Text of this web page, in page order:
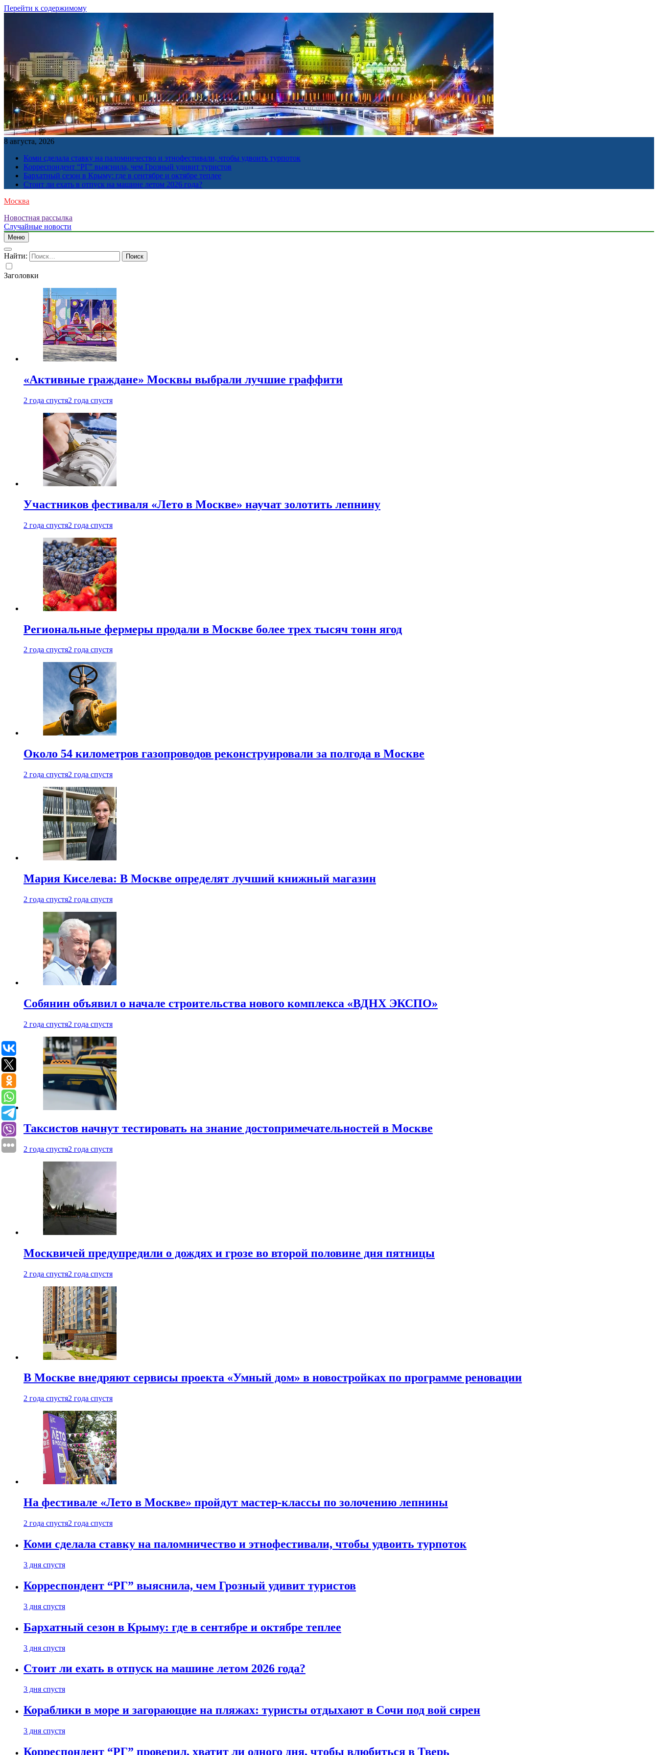
Перейти к содержимому
8 августа, 2026
Коми сделала ставку на паломничество и этнофестивали, чтобы удвоить турпоток
Корреспондент “РГ” выяснила, чем Грозный удивит туристов
Бархатный сезон в Крыму: где в сентябре и октябре теплее
Стоит ли ехать в отпуск на машине летом 2026 года?
Москва
Новостная рассылка
Случайные новости
Меню
Найти:
Заголовки
«Активные граждане» Москвы выбрали лучшие граффити
2 года спустя2 года спустя
Участников фестиваля «Лето в Москве» научат золотить лепнину
2 года спустя2 года спустя
Региональные фермеры продали в Москве более трех тысяч тонн ягод
2 года спустя2 года спустя
Около 54 километров газопроводов реконструировали за полгода в Москве
2 года спустя2 года спустя
Мария Киселева: В Москве определят лучший книжный магазин
2 года спустя2 года спустя
Собянин объявил о начале строительства нового комплекса «ВДНХ ЭКСПО»
2 года спустя2 года спустя
Таксистов начнут тестировать на знание достопримечательностей в Москве
2 года спустя2 года спустя
Москвичей предупредили о дождях и грозе во второй половине дня пятницы
2 года спустя2 года спустя
В Москве внедряют сервисы проекта «Умный дом» в новостройках по программе реновации
2 года спустя2 года спустя
На фестивале «Лето в Москве» пройдут мастер-классы по золочению лепнины
2 года спустя2 года спустя
Коми сделала ставку на паломничество и этнофестивали, чтобы удвоить турпоток
3 дня спустя
Корреспондент “РГ” выяснила, чем Грозный удивит туристов
3 дня спустя
Бархатный сезон в Крыму: где в сентябре и октябре теплее
3 дня спустя
Стоит ли ехать в отпуск на машине летом 2026 года?
3 дня спустя
Кораблики в море и загорающие на пляжах: туристы отдыхают в Сочи под вой сирен
3 дня спустя
Корреспондент “РГ” проверил, хватит ли одного дня, чтобы влюбиться в Тверь